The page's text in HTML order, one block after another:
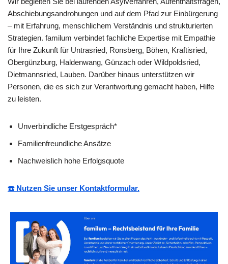
Abschiebungsandrohungen und auf dem Pfad zur Einbürgerung
– mit Erfahrung, menschlichem Verständnis und strukturierten
Strategien. familum verbindet fachliche Expertise mit Empathie
für Ihre Zukunft für Untrasried, Ronsberg, Böhen, Kraftisried,
Obergünzburg, Haldenwang, Günzach oder Wildpoldsried,
Dietmannsried, Lauben. Darüber hinaus unterstützen wir
Personen, die es sich zur Verantwortung gemacht haben, Hilfe
zu leisten.
Unverbindliche Erstgespräch*
Familienfreundliche Ansätze
Nachweislich hohe Erfolgsquote
☎️ Nutzen Sie unser Kontaktformular.